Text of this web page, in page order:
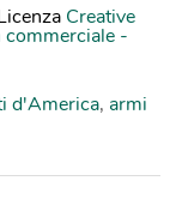
Creative
-
d'America, armi